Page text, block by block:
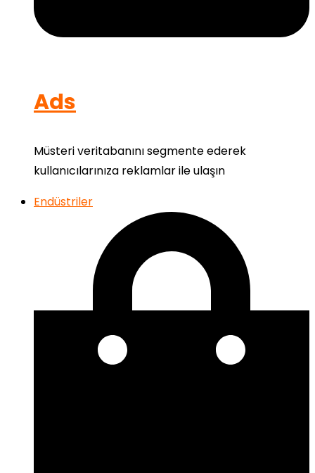
Ads
Müsteri veritabanını segmente ederek
kullanıcılarınıza reklamlar ile ulaşın
Endüstriler